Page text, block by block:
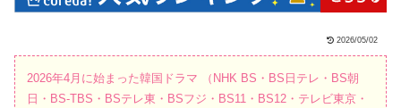
2026/05/02
2026年4月に始まった韓国ドラマ （NHK BS・BS日テレ・BS朝
日・BS-TBS・BSテレ東・BSフジ・BS11・BS12・テレビ東京・